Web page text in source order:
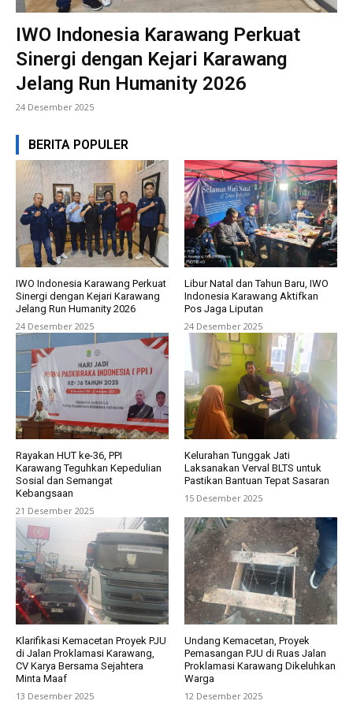
IWO Indonesia Karawang Perkuat
Sinergi dengan Kejari Karawang
Jelang Run Humanity 2026
24 Desember 2025
BERITA POPULER
IWO Indonesia Karawang Perkuat
Sinergi dengan Kejari Karawang
Jelang Run Humanity 2026
24 Desember 2025
Libur Natal dan Tahun Baru, IWO
Indonesia Karawang Aktifkan
Pos Jaga Liputan
24 Desember 2025
Rayakan HUT ke-36, PPI
Karawang Teguhkan Kepedulian
Sosial dan Semangat
Kebangsaan
21 Desember 2025
Kelurahan Tunggak Jati
Laksanakan Verval BLTS untuk
Pastikan Bantuan Tepat Sasaran
15 Desember 2025
Klarifikasi Kemacetan Proyek PJU
di Jalan Proklamasi Karawang,
CV Karya Bersama Sejahtera
Minta Maaf
13 Desember 2025
Undang Kemacetan, Proyek
Pemasangan PJU di Ruas Jalan
Proklamasi Karawang Dikeluhkan
Warga
12 Desember 2025